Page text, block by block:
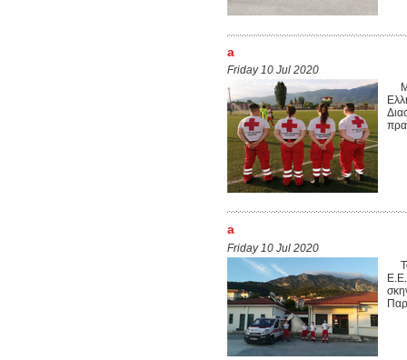
a
Friday 10 Jul 2020
a
Friday 10 Jul 2020